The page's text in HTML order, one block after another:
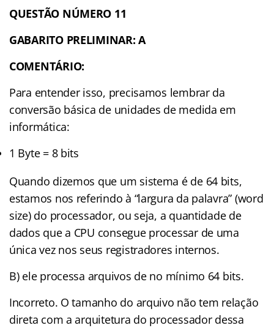
QUESTÃO NÚMERO 11
GABARITO PRELIMINAR: A
COMENTÁRIO:
Para entender isso, precisamos lembrar da
conversão básica de unidades de medida em
informática:
1 Byte = 8 bits
Quando dizemos que um sistema é de 64 bits,
estamos nos referindo à “largura da palavra” (word
size) do processador, ou seja, a quantidade de
dados que a CPU consegue processar de uma
única vez nos seus registradores internos.
B) ele processa arquivos de no mínimo 64 bits.
Incorreto. O tamanho do arquivo não tem relação
direta com a arquitetura do processador dessa